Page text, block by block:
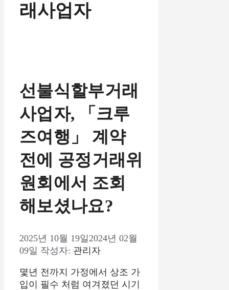
래사업자
선불식할부거래
사업자, 「크루
즈여행」 계약
전에 공정거래위
원회에서 조회
해보셨나요?
2025년 10월 19일 2024년 02월
09일 작성자: 관리자
몇년 전까지 가정에서 상조 가
입이 필수 처럼 여겨졌던 시기